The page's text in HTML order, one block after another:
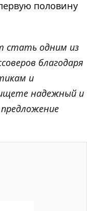
половину
стать одним из
благодаря
и
ищете надежный и